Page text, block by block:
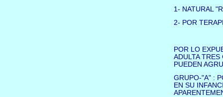
1- NATURAL
2- POR
POR LO
ADULTA TRES
PUEDEN
GRUPO-"A" :
EN SU